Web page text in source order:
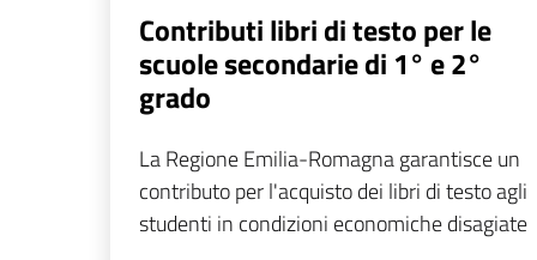
Contributi libri di testo per le
scuole secondarie di 1° e 2°
grado
La Regione Emilia-Romagna garantisce un
contributo per l'acquisto dei libri di testo agli
studenti in condizioni economiche disagiate